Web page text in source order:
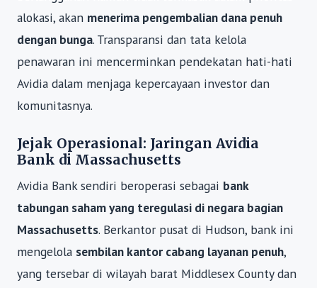
alokasi, akan menerima pengembalian dana penuh
dengan bunga. Transparansi dan tata kelola
penawaran ini mencerminkan pendekatan hati-hati
Avidia dalam menjaga kepercayaan investor dan
komunitasnya.
Jejak Operasional: Jaringan Avidia
Bank di Massachusetts
Avidia Bank sendiri beroperasi sebagai bank
tabungan saham yang teregulasi di negara bagian
Massachusetts. Berkantor pusat di Hudson, bank ini
mengelola sembilan kantor cabang layanan penuh,
yang tersebar di wilayah barat Middlesex County dan